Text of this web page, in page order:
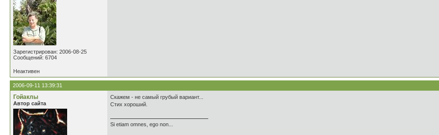
Зарегистрирован: 2006-08-25
Сообщений: 6704
Неактивен
2006-09-11 13:39:31
Гойаклы
Автор сайта
Cкажем - не самый грубый вариант...
Стих хороший.
Si etiam omnes, ego non...